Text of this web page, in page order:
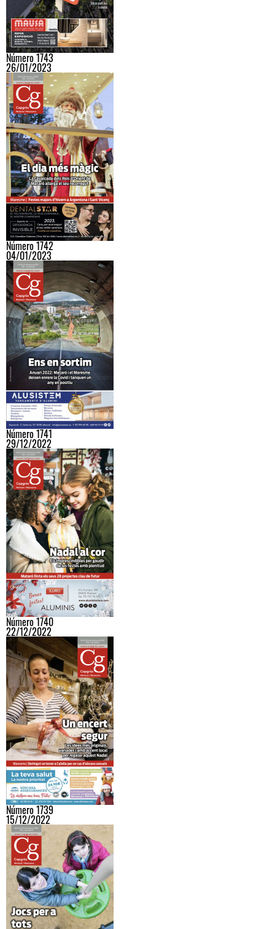
Número 1743
26/01/2023
Número 1742
04/01/2023
Número 1741
29/12/2022
Número 1740
22/12/2022
Número 1739
15/12/2022